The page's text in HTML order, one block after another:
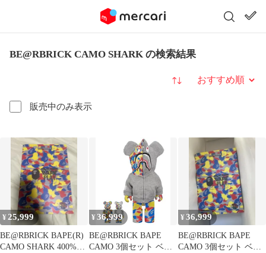
BE@RBRICK CAMO SHARK の検索結果
販売中のみ表示
並び替え
¥ 25,999
BE@RBRICK BAPE(R)
CAMO SHARK 400%フ
¥36,999
BE@RBRICK BAPE
CAMO 3個セット ベア
¥36,999
BE@RBRICK BAPE
CAMO 3個セット ベア